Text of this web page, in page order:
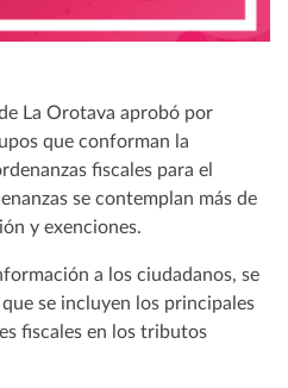
La Orotava aprobó por
que conforman la
fiscales para el
se contemplan más de
y exenciones.
a los ciudadanos, se
se incluyen los principales
fiscales en los tributos